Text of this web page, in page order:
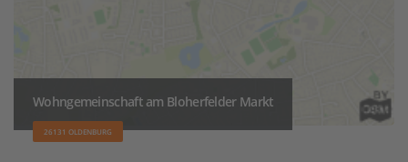
Wohngemeinschaft am Bloherfelder Markt
26131 OLDENBURG